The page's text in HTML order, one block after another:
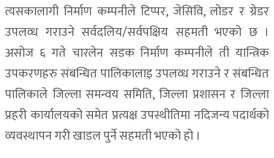
त्यसकालागी निर्माण कम्पनीले टिप्पर, जेसिवि, लोडर र ग्रेडर
उपलव्ध गराउने सर्वदलिय/सर्वपक्षिय सहमती भएको छ ।
असोज ६ गते चारलेन सडक निर्माण कम्पनीले ती यान्त्रिक
उपकरणहरु संबन्धित पालिकालाइ उपलव्ध गराउने र संबन्धित
पालिकाले जिल्ला समन्वय समिति, जिल्ला प्रशासन र जिल्ला
प्रहरी कार्यालयको समेत प्रत्यक्ष उपस्थीतिमा नदिजन्य पदार्थको
व्यवस्थापन गरी खाडल पुर्ने सहमती भएको हो ।